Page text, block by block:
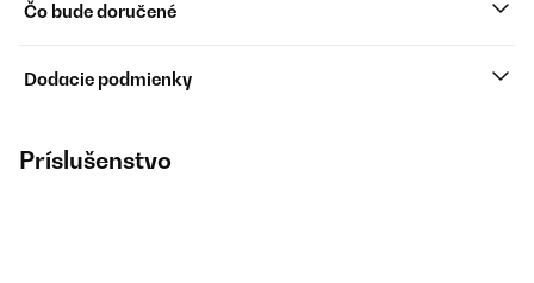
Čo bude doručené
Dodacie podmienky
Príslušenstvo